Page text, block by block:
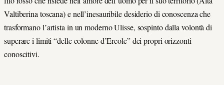
Valtiberina toscana) e nell’inesauribile desiderio di conoscenza che
trasformano l’artista in un moderno Ulisse, sospinto dalla volontà di
superare i limiti “delle colonne d’Ercole” dei propri orizzonti
conoscitivi.